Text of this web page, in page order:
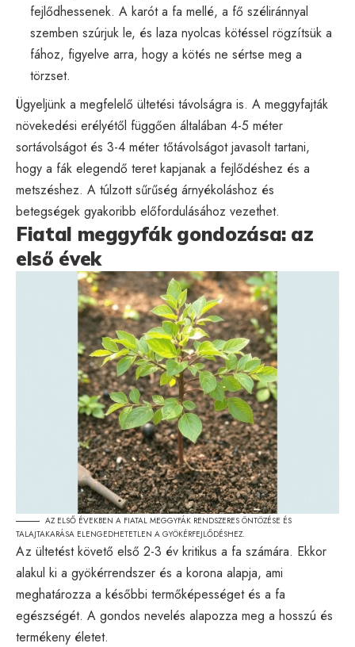
fejlődhessenek. A karót a fa mellé, a fő széliránnyal
szemben szúrjuk le, és laza nyolcas kötéssel rögzítsük a
fához, figyelve arra, hogy a kötés ne sértse meg a
törzset.
Ügyeljünk a megfelelő ültetési távolságra is. A meggyfajták
növekedési erélyétől függően általában 4-5 méter
sortávolságot és 3-4 méter tőtávolságot javasolt tartani,
hogy a fák elegendő teret kapjanak a fejlődéshez és a
metszéshez. A túlzott sűrűség árnyékoláshoz és
betegségek gyakoribb előfordulásához vezethet.
Fiatal meggyfák gondozása: az
első évek
AZ ELSŐ ÉVEKBEN A FIATAL MEGGYFÁK RENDSZERES ÖNTÖZÉSE ÉS
TALAJTAKARÁSA ELENGEDHETETLEN A GYÖKÉRFEJLŐDÉSHEZ.
Az ültetést követő első 2-3 év kritikus a fa számára. Ekkor
alakul ki a gyökérrendszer és a korona alapja, ami
meghatározza a későbbi termőképességet és a fa
egészségét. A gondos nevelés alapozza meg a hosszú és
termékeny életet.